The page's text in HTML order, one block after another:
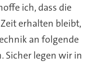
ich, dass die
erhalten bleibt,
an folgende
Sicher legen wir in